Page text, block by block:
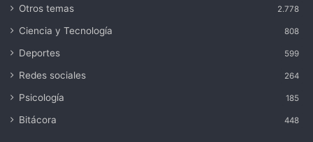
Otros temas 2.778
Ciencia y Tecnología 808
Deportes 599
Redes sociales 264
Psicología 185
Bitácora 448